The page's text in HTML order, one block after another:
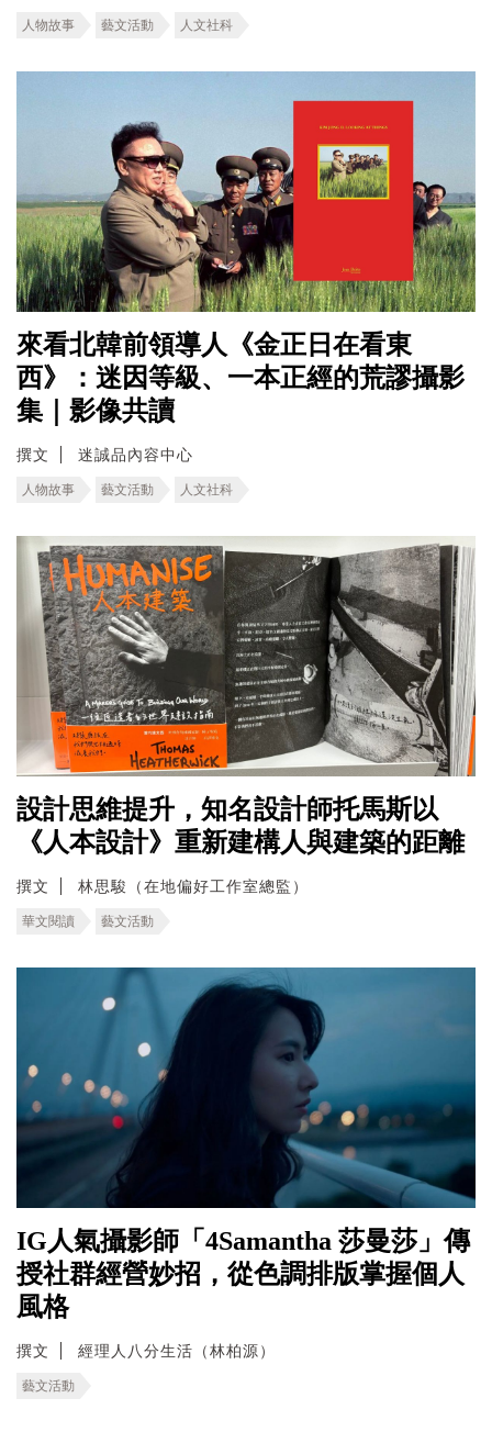
人物故事 藝文活動 人文社科
來看北韓前領導人《金正日在看東
西》：迷因等級、一本正經的荒謬攝影
集｜影像共讀
撰文 迷誠品內容中心
人物故事 藝文活動 人文社科
設計思維提升，知名設計師托馬斯以
《人本設計》重新建構人與建築的距離
撰文 林思駿（在地偏好工作室總監）
華文閱讀 藝文活動
IG人氣攝影師「4Samantha 莎曼莎」傳
授社群經營妙招，從色調排版掌握個人
風格
撰文 經理人八分生活（林柏源）
藝文活動